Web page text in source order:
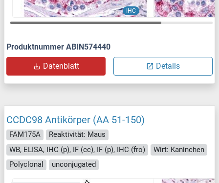
IHC
Produktnummer ABIN574440
Datenblatt Details
CCDC98 Antikörper (AA 51-150)
FAM175A
Reaktivität: Maus
WB, ELISA, IHC (p), IF (cc), IF (p), IHC (fro)
Wirt: Kaninchen
Polyclonal
unconjugated